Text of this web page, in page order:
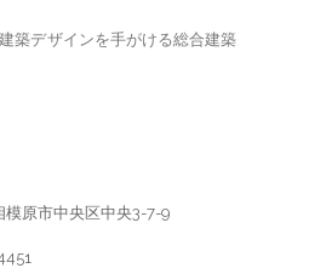
築デザインを手がける総合建築
模原市中央区中央3-7-9